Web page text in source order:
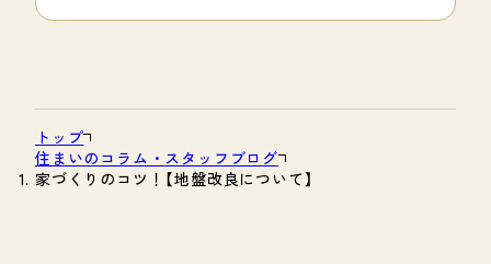
トップ
住まいのコラム・スタッフブログ
家づくりのコツ！【地盤改良について】